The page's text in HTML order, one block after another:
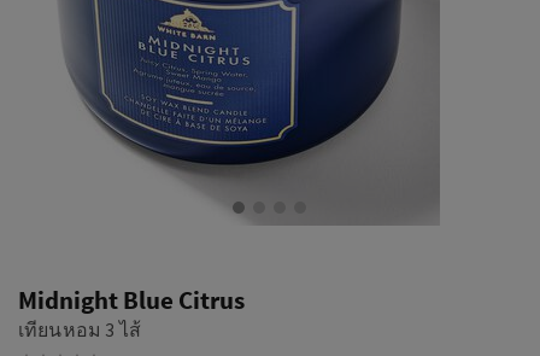
Midnight Blue Citrus
เทียนหอม 3 ไส้